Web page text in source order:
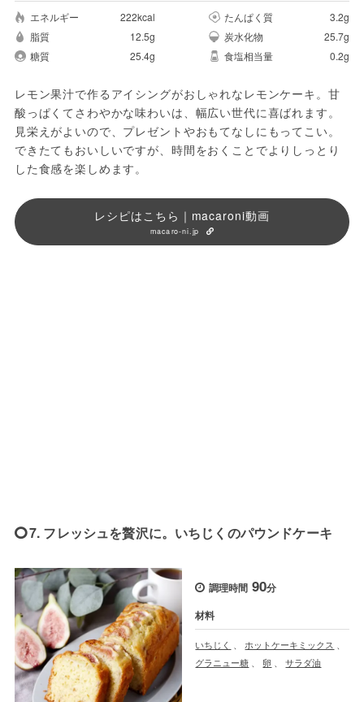
エネルギー 222kcal たんぱく質
3.2g
脂質
12.5g 炭水化物
25.7g
糖質
25.4g 食塩相当量 0.2g
レモン果汁で作るアイシングがおしゃれなレモンケーキ。甘
酸っぱくてさわやかな味わいは、幅広い世代に喜ばれます。
見栄えがよいので、プレゼントやおもてなしにもってこい。
できたてもおいしいですが、時間をおくことでよりしっとり
した食感を楽しめます。
レシピはこちら｜macaroni動画
macaro-ni.jp
7. フレッシュを贅沢に。いちじくのパウンドケーキ
調理時間 90分
材料
いちじく ホットケーキミックス
グラニュー糖
卵 、サラダ油